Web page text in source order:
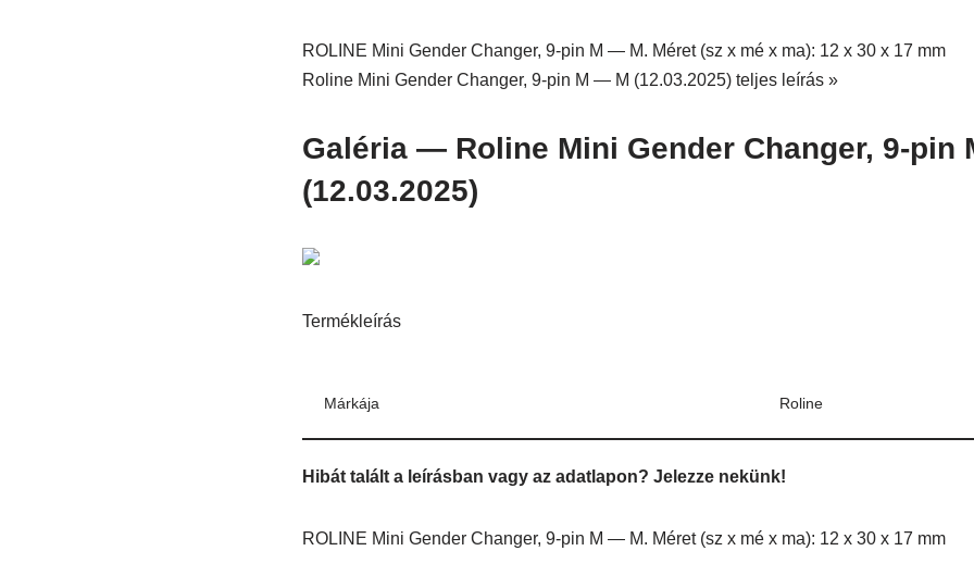
ROLINE Mini Gender Changer, 9-pin M — M. Méret (sz x mé x ma): 12 x 30 x 17 mm
Roline Mini Gender Changer, 9-pin M — M (12.03.2025) teljes leírás »
Galéria — Roline Mini Gender Changer, 9-pin
(12.03.2025)
Termékleírás
Márkája Roline
Hibát talált a leírásban vagy az adatlapon? Jelezze nekünk!
ROLINE Mini Gender Changer, 9-pin M — M. Méret (sz x mé x ma): 12 x 30 x 17 mm